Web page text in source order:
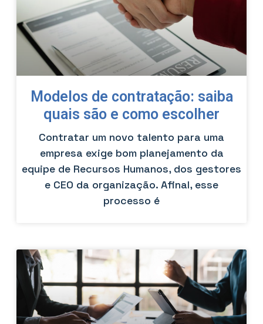
Modelos de contratação: saiba
quais são e como escolher
Contratar um novo talento para uma
empresa exige bom planejamento da
equipe de Recursos Humanos, dos gestores
e CEO da organização. Afinal, esse
processo é